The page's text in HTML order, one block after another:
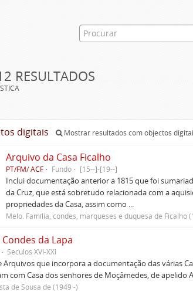
RESULTADOS
digitais Mostrar resultados com objectos
Arquivo da Casa Ficalho
PT/FM/ ACF Fundo [15--]-[19--]
Inclui documentação anterior a 1815 que foi
da Cruz, que está sobretudo relacionada com a
propriedades da Casa, assim como ...
Melo. Família, condes, marqueses e duquesa de Ficalho
da Lapa
Séculos XVI-XXI
que incorpora a documentação das várias
com Casa dos senhores de Moçâmedes, de apelido
de Sousa de (1949 -)